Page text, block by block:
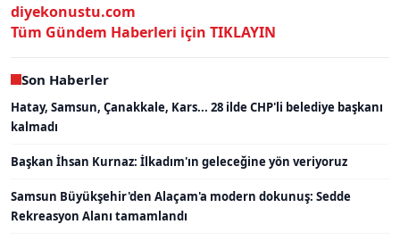
diyekonustu.com
Tüm Gündem Haberleri için TIKLAYIN
Son Haberler
Hatay, Samsun, Çanakkale, Kars... 28 ilde CHP'li belediye başkanı
kalmadı
Başkan İhsan Kurnaz: İlkadım'ın geleceğine yön veriyoruz
Samsun Büyükşehir'den Alaçam'a modern dokunuş: Sedde
Rekreasyon Alanı tamamlandı